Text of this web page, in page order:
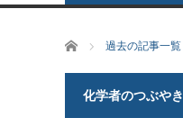
ホーム 過去の記事一覧
化学者のつぶやき